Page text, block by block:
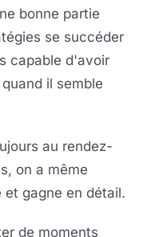
bonne partie
se succéder
capable d'avoir
il semble
au rendez-
on a même
gagne en détail.
de moments